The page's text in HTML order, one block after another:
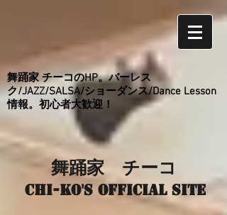
舞踊家 チーコのHP。バーレス
ク/JAZZ/SALSA/ショーダンス/Dance Lesson
情報。初心者大歓迎！
舞踊家 チーコ
Chi-ko's Official site